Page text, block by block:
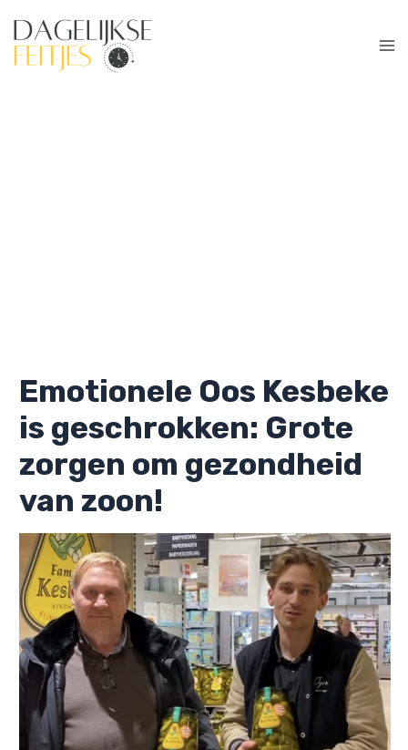
naar
Emotionele Oos Kesbeke
is geschrokken: Grote
zorgen om gezondheid
van zoon!